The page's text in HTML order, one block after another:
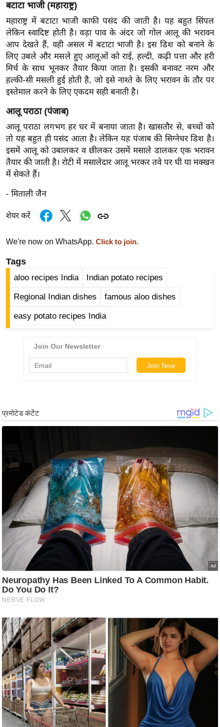
ग
त
ऑ
टो
व
र्ल्ड
न्यू
ब्री
फ
म
नो
रं
न
ग
बॉ
ली
हॉ
ली
B
a
n
g
N
w
ला
इ
फ
स्टा
इ
ल
टे
क्नॉ
लॉ
जी
ब्यू
टी
बटाटा भाजी (महाराष्ट्र)
महाराष्ट्र में बटाटा भाजी काफी पसंद की जाती है। यह बहुत सिंपल
लेकिन स्वादिष्ट होती है। वड़ा पाव के अंदर जो गोल आलू की भरावन
आप देखते हैं, वही असल में बटाटा भाजी है। इस डिश को बनाने के
लिए उबले और मसले हुए आलूओं को राई, हल्दी, कढ़ी पत्ता और हरी
मिर्च के साथ भूनकर तैयार किया जाता है। इसकी बनावट नरम और
हल्की-सी मसली हुई होती है, जो इसे नाश्ते के लिए भरावन के तौर पर
इस्तेमाल करने के लिए एकदम सही बनाती है।
आलू पराठा (पंजाब)
आलू पराठा लगभग हर घर में बनाया जाता है। खासतौर से, बच्चों को
तो यह बहुत ही पसंद आता है। लेकिन यह पंजाब की सिग्नेचर डिश है।
इसमें आलू को उबालकर व छीलकर उसमें मसाले डालकर एक भरावन
तैयार की जाती है। रोटी में मसालेदार आलू भरकर तवे पर घी या मक्खन
में सेकते हैं।
- मिताली जैन
शेयर करें
We're now on WhatsApp. Click to join.
Tags
aloo recipes India Indian potato recipes
Regional Indian dishes famous aloo dishes
easy potato recipes India